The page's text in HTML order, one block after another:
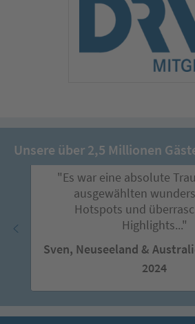
Unsere über 2,5 Millionen
"Es war eine absolute
ausgewählten
Hotspots und
Highlights..."
Sven, Neuseeland &
2024